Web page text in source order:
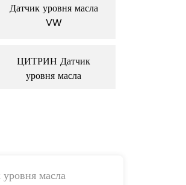
Датчик уровня масла
VW
ЦИТРИН Датчик
уровня масла
масла